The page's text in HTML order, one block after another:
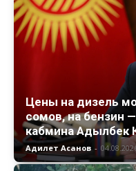
Цены на дизель
сомов, на бензин
кабмина Адылбек
Адилет Асанов -